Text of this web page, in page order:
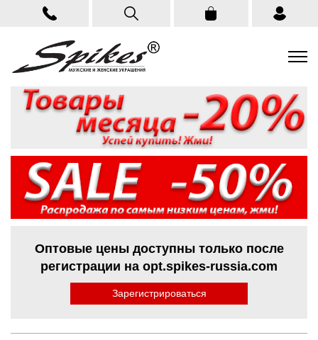
Оптовые цены доступны только после
регистрации на opt.spikes-russia.com
Зарегистрироваться